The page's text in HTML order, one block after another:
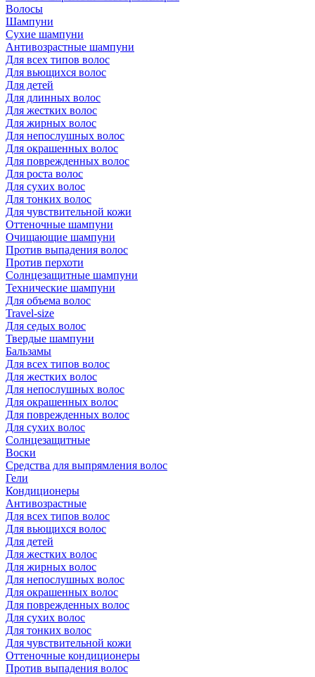
Волосы
Шампуни
Сухие шампуни
Антивозрастные шампуни
Для всех типов волос
Для вьющихся волос
Для детей
Для длинных волос
Для жестких волос
Для жирных волос
Для непослушных волос
Для окрашенных волос
Для поврежденных волос
Для роста волос
Для сухих волос
Для тонких волос
Для чувствительной кожи
Оттеночные шампуни
Очищающие шампуни
Против выпадения волос
Против перхоти
Солнцезащитные шампуни
Технические шампуни
Для объема волос
Travel-size
Для седых волос
Твердые шампуни
Бальзамы
Для всех типов волос
Для жестких волос
Для непослушных волос
Для окрашенных волос
Для поврежденных волос
Для сухих волос
Солнцезащитные
Воски
Средства для выпрямления волос
Гели
Кондиционеры
Антивозрастные
Для всех типов волос
Для вьющихся волос
Для детей
Для жестких волос
Для жирных волос
Для непослушных волос
Для окрашенных волос
Для поврежденных волос
Для сухих волос
Для тонких волос
Для чувствительной кожи
Оттеночные кондиционеры
Против выпадения волос